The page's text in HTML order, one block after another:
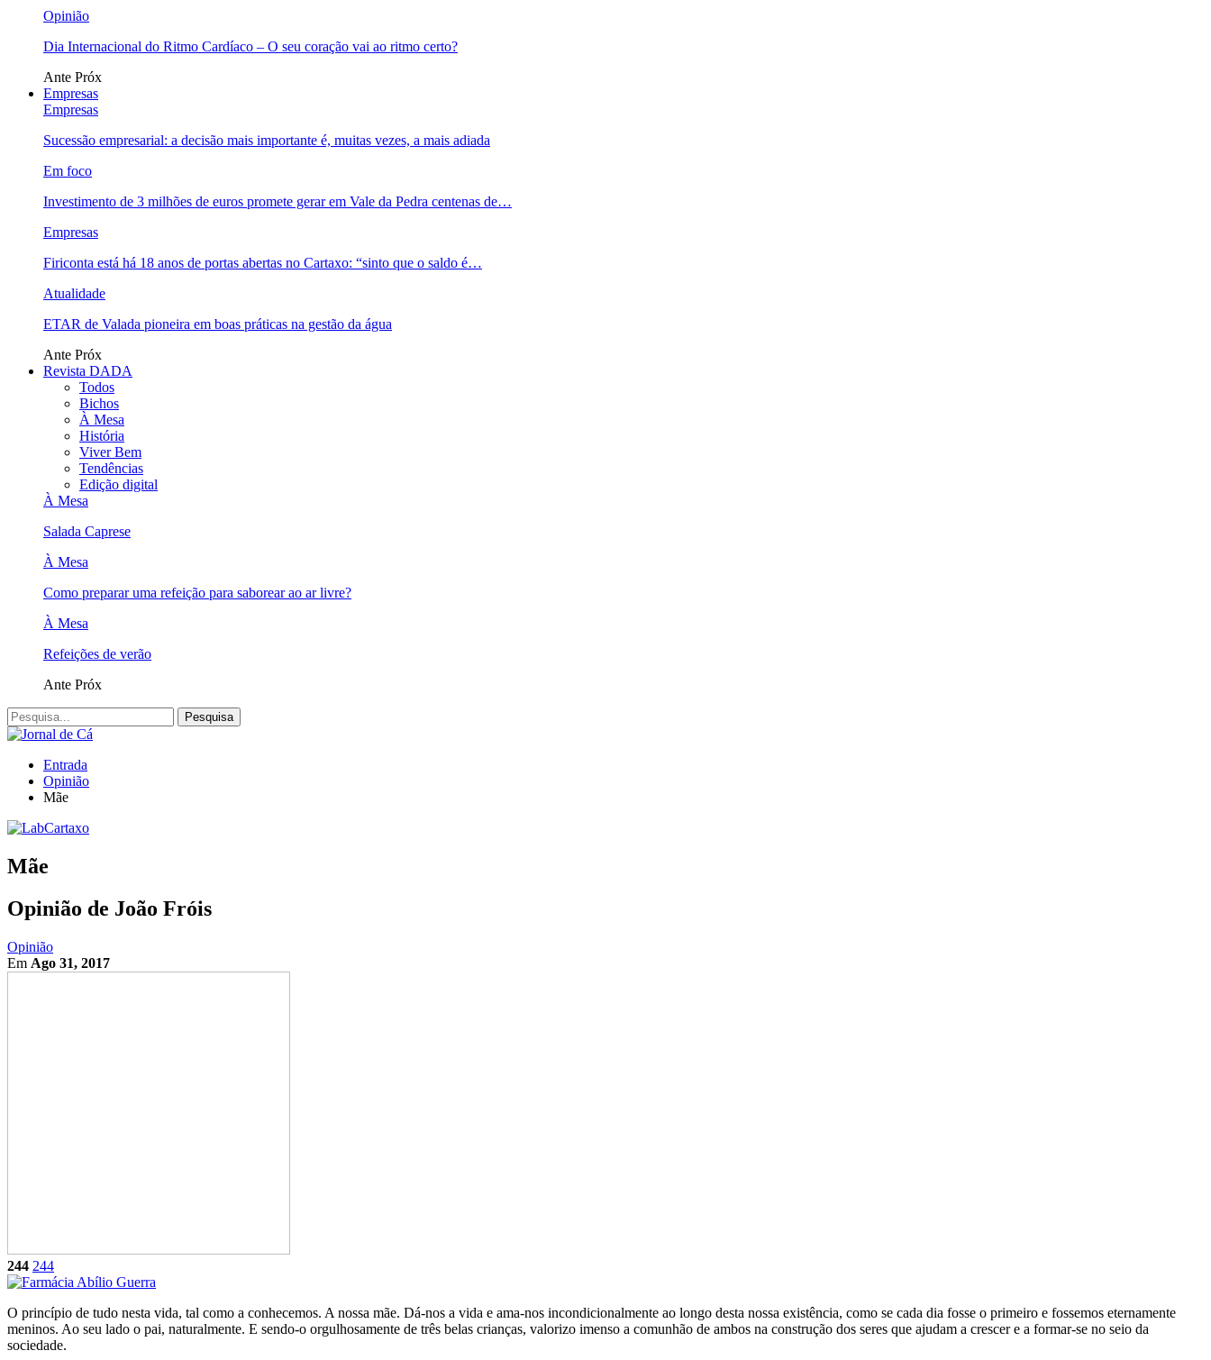
Opinião
Dia Internacional do Ritmo Cardíaco – O seu coração vai ao ritmo certo?
Ante Próx
Empresas
Empresas
Sucessão empresarial: a decisão mais importante é, muitas vezes, a mais adiada
Em foco
Investimento de 3 milhões de euros promete gerar em Vale da Pedra centenas de…
Empresas
Firiconta está há 18 anos de portas abertas no Cartaxo: “sinto que o saldo é…
Atualidade
ETAR de Valada pioneira em boas práticas na gestão da água
Ante Próx
Revista DADA
Todos
Bichos
À Mesa
História
Viver Bem
Tendências
Edição digital
À Mesa
Salada Caprese
À Mesa
Como preparar uma refeição para saborear ao ar livre?
À Mesa
Refeições de verão
Ante Próx
Entrada
Opinião
Mãe
Mãe
Opinião de João Fróis
Opinião
Em Ago 31, 2017
244 244
O princípio de tudo nesta vida, tal como a conhecemos. A nossa mãe. Dá-nos a vida e ama-nos incondicionalmente ao longo desta nossa existência, como se cada dia fosse o primeiro e fossemos eternamente
meninos. Ao seu lado o pai, naturalmente. E sendo-o orgulhosamente de três belas crianças, valorizo imenso a comunhão de ambos na construção dos seres que ajudam a crescer e a formar-se no seio da
sociedade.